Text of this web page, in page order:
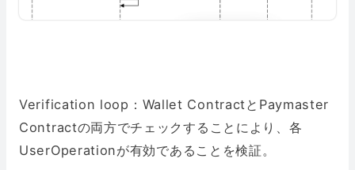
Verification loop：Wallet ContractとPaymaster
Contractの両方でチェックすることにより、各
UserOperationが有効であることを検証。